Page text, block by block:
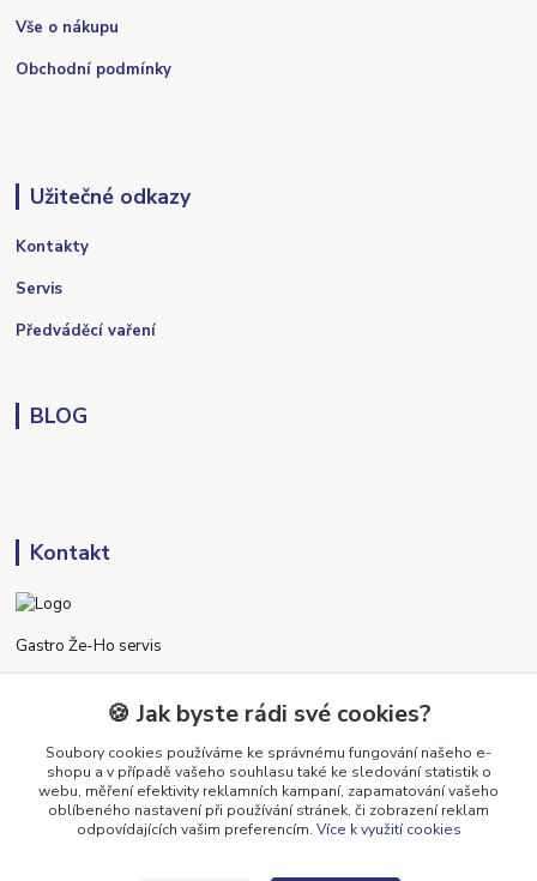
Vše o nákupu
Obchodní podmínky
Užitečné odkazy
Kontakty
Servis
Předváděcí vaření
BLOG
Kontakt
Gastro Že-Ho servis
+420 777 800 898
Po - Pa 7:30 - 16:00
gastrozeho@gastrozeho.cz
🍪 Jak byste rádi své cookies?
Soubory cookies používáme ke správnému fungování našeho e-
shopu a v případě vašeho souhlasu také ke sledování statistik o
webu, měření efektivity reklamních kampaní, zapamatování vašeho
oblíbeného nastavení při používání stránek, či zobrazení reklam
odpovídajících vašim preferencím. Více k využití cookies